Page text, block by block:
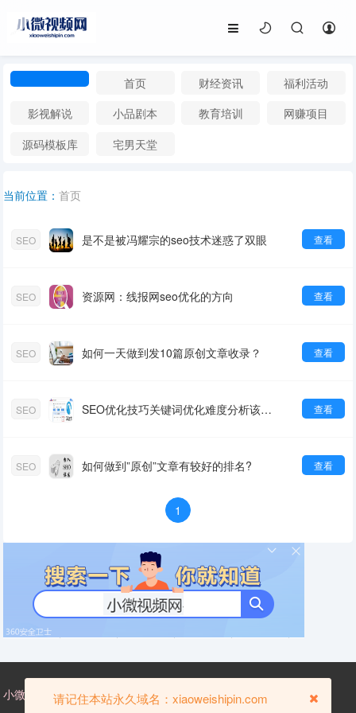
首页 财经资讯
福利活动
影视解说
小品剧本 教育培训
网赚项目
源码模板库
宅男天堂
当前位置：首页
SEO 是不是被冯耀宗的seo技术迷惑了双眼 查看
SEO 资源网：线报网seo优化的方向 查看
SEO 如何一天做到发10篇原创文章收录？ 查看
SEO SEO优化技巧关键词优化难度分析该怎么做 查看
SEO 如何做到”原创”文章有较好的排名? 查看
1
请记住本站永久域名：xiaoweishipin.com
小微视频网，xiaoweishipin.com——国内小微视频门户网站。